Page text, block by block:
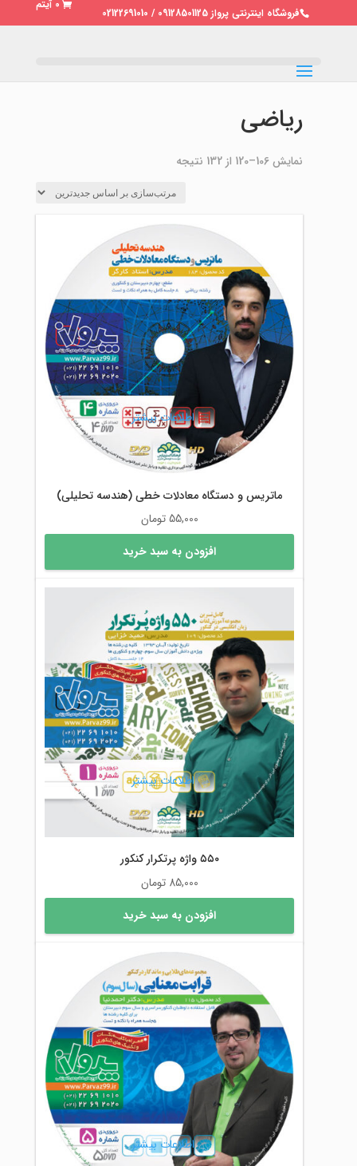
فروشگاه اینترنتی پرواز 09128501125 / 02122691010
0 آیتم
ریاضی
نمایش 106–120 از 132 نتیجه
مرتب‌سازی
اساس
اطلاعات بیشتر
ماتریس و دستگاه معادلات خطی (هندسه تحلیلی)
55,000 تومان
افزودن به سبد خرید
اطلاعات بیشتر
۵۵۰ واژه پرتکرار کنکور
85,000 تومان
افزودن به سبد خرید
اطلاعات بیشتر